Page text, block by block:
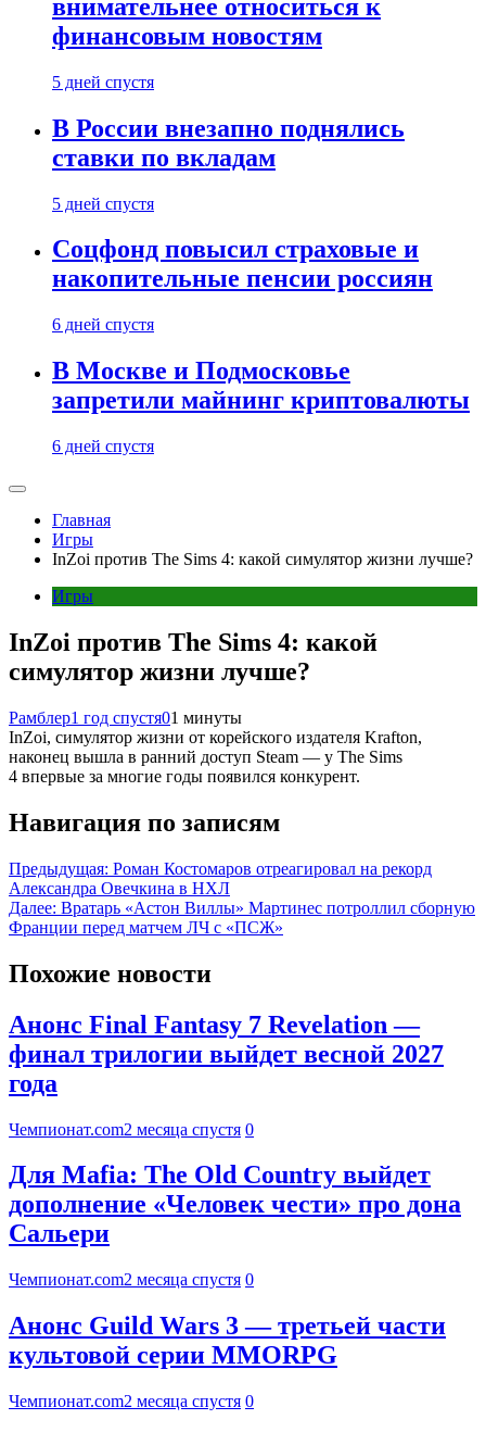
внимательнее относиться к
финансовым новостям
5 дней спустя
В России внезапно поднялись
ставки по вкладам
5 дней спустя
Соцфонд повысил страховые и
накопительные пенсии россиян
6 дней спустя
В Москве и Подмосковье
запретили майнинг криптовалюты
6 дней спустя
Главная
Игры
InZoi против The Sims 4: какой симулятор жизни лучше?
Игры
InZoi против The Sims 4: какой
симулятор жизни лучше?
Рамблер1 год спустя01 минуты
InZoi, симулятор жизни от корейского издателя Krafton,
наконец вышла в ранний доступ Steam — у The Sims
4 впервые за многие годы появился конкурент.
Навигация по записям
Предыдущая: Роман Костомаров отреагировал на рекорд
Александра Овечкина в НХЛ
Далее: Вратарь «Астон Виллы» Мартинес потроллил сборную
Франции перед матчем ЛЧ с «ПСЖ»
Похожие новости
Анонс Final Fantasy 7 Revelation —
финал трилогии выйдет весной 2027
года
Чемпионат.com2 месяца спустя 0
Для Mafia: The Old Country выйдет
дополнение «Человек чести» про дона
Сальери
Чемпионат.com2 месяца спустя 0
Анонс Guild Wars 3 — третьей части
культовой серии MMORPG
Чемпионат.com2 месяца спустя 0